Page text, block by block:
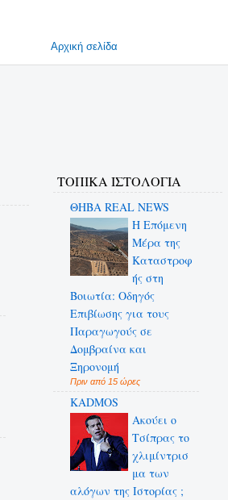
Αρχική σελίδα
ΤΟΠΙΚΑ ΙΣΤΟΛΟΓΙΑ
ΘΗΒΑ REAL NEWS
Η Επόμενη
Μέρα της
Καταστροφ
ής στη
Βοιωτία: Οδηγός
Επιβίωσης για τους
Παραγωγούς σε
Δομβραίνα και
Ξηρονομή
Πριν από 15 ώρες
KADMOS
Ακούει ο
Τσίπρας το
χλιμίντρισ
μα των
αλόγων της Ιστορίας ;